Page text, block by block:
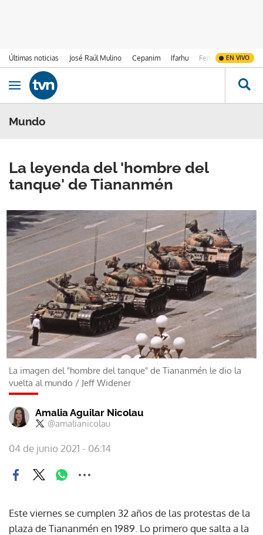
Últimas noticias José Raúl Mulino Cepanim Ifarhu Fenómeno de El
EN VIVO
Ir al contenido
Obrir navegació
Mundo
La leyenda del 'hombre del
tanque' de Tiananmén
La imagen del "hombre del tanque" de Tiananmén le dio la
vuelta al mundo / Jeff Widener
Amalia Aguilar Nicolau
@amalianicolau
04 de junio 2021 - 06:14
Este viernes se cumplen 32 años de las protestas de la
plaza de Tiananmén en 1989. Lo primero que salta a la